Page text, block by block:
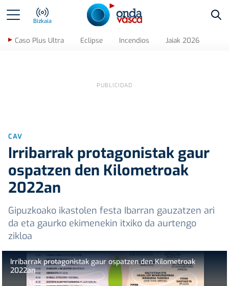
Bizkaia
Caso Plus Ultra Eclipse Incendios Jaiak 2026
CAV
Irribarrak protagonistak gaur
ospatzen den Kilometroak
2022an
Gipuzkoako ikastolen festa Ibarran gauzatzen ari
da eta gaurko ekimenekin itxiko da aurtengo
zikloa
Irribarrak protagonistak gaur ospatzen den Kilometroak
2022an